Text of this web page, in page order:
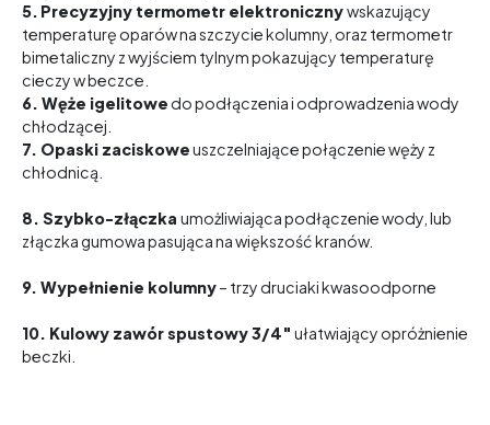
5. Precyzyjny termometr elektronicznywskazujący
temperaturę oparów na szczycie kolumny, oraz termometr
bimetaliczny z wyjściem tylnym pokazujący temperaturę
cieczy w beczce.
6. Węże igelitowe do podłączenia i odprowadzenia wody
chłodzącej.
7. Opaski zaciskoweuszczelniające połączenie węży z
chłodnicą.
8. Szybko-złączka umożliwiająca podłączenie wody, lub
złączka gumowa pasująca na większość kranów.
9. Wypełnienie kolumny– trzy druciaki kwasoodporne
10. Kulowy zawór spustowy 3/4″ ułatwiający opróżnienie
beczki.